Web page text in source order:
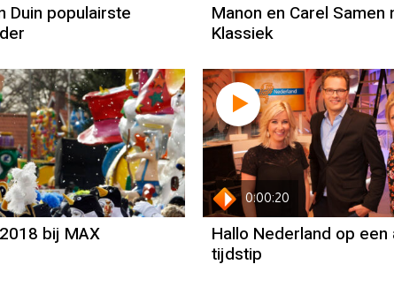
Duin populairste
Manon en Carel Samen
Klassiek
bij MAX
0:00:20
Hallo Nederland op een
tijdstip